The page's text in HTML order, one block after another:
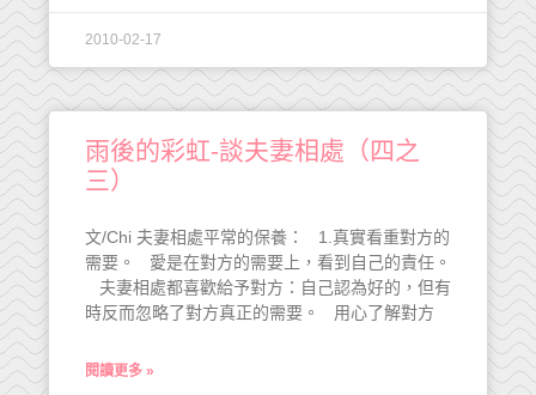
2010-02-17
雨後的彩虹-談夫妻相處（四之
三）
文/Chi 夫妻相處平常的保養： 1.真實看重對方的
需要。 愛是在對方的需要上，看到自己的責任。
夫妻相處都喜歡給予對方：自己認為好的，但有
時反而忽略了對方真正的需要。 用心了解對方
閱讀更多 »